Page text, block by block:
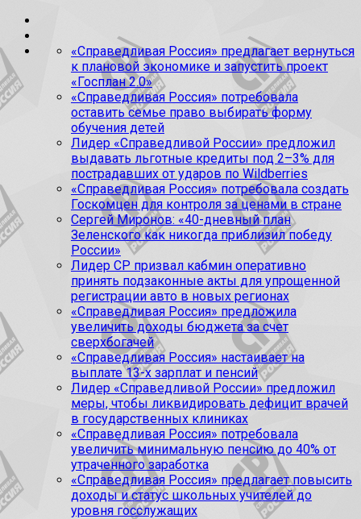
«Справедливая Россия» предлагает вернуться
к плановой экономике и запустить проект
«Госплан 2.0»
«Справедливая Россия» потребовала
оставить семье право выбирать форму
обучения детей
Лидер «Справедливой России» предложил
выдавать льготные кредиты под 2–3% для
пострадавших от ударов по Wildberries
«Справедливая Россия» потребовала создать
Госкомцен для контроля за ценами в стране
Сергей Миронов: «40-дневный план
Зеленского как никогда приблизил победу
России»
Лидер СР призвал кабмин оперативно
принять подзаконные акты для упрощенной
регистрации авто в новых регионах
«Справедливая Россия» предложила
увеличить доходы бюджета за счет
сверхбогачей
«Справедливая Россия» настаивает на
выплате 13-х зарплат и пенсий
Лидер «Справедливой России» предложил
меры, чтобы ликвидировать дефицит врачей
в государственных клиниках
«Справедливая Россия» потребовала
увеличить минимальную пенсию до 40% от
утраченного заработка
«Справедливая Россия» предлагает повысить
доходы и статус школьных учителей до
уровня госслужащих